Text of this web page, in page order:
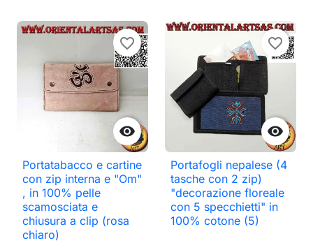

favorite_border
Portatabacco e cartine
con zip interna e "Om"
, in 100% pelle
scamosciata e
chiusura a clip (rosa
chiaro)

favorite_border
Portafogli nepalese (4
tasche con 2 zip)
"decorazione floreale
con 5 specchietti" in
100% cotone (5)